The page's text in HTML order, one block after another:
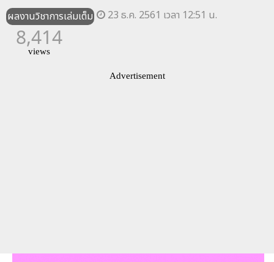
ผลงานวิชาการเล่มเต็ม 23 ธ.ค. 2561 เวลา 12:51 น.
8,414
views
Advertisement